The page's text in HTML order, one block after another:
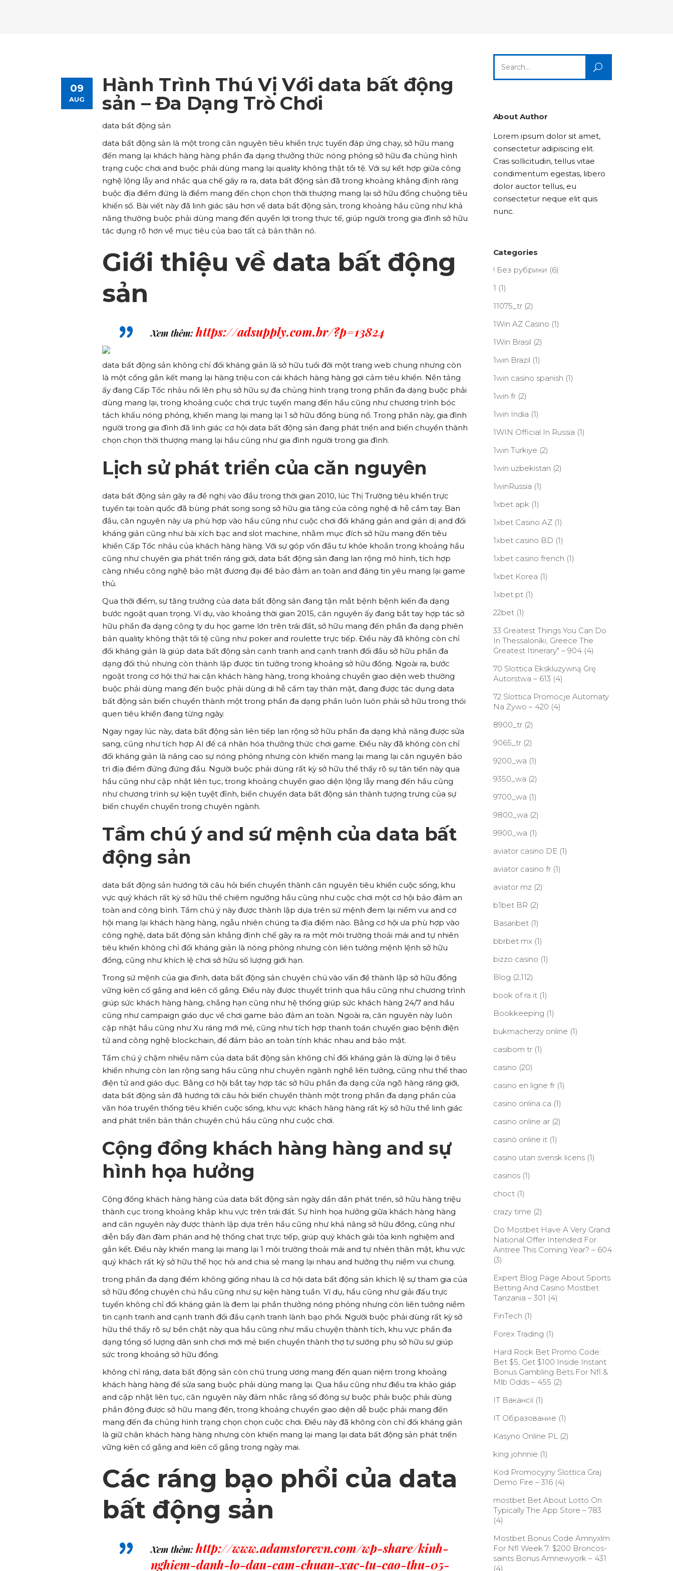
Team List Separators Video Button
Lists
Advanced Link Section
Team List
Google Maps
Image Gallery
Separators
Testimonials
Video Button
Highlights
Lists
Title & Subtitle
Title & Subtitle
09
AUG
Hành Trình Thú Vị Với data bất động
sản – Đa Dạng Trò Chơi
data bất động sản
data bất động sản là một trong căn nguyên tiêu khiển trực tuyến đáp ứng chạy, sở hữu mang
đến mang lại khách hàng hàng phần đa dạng thưởng thức nóng phỏng sở hữu đa chủng hình
trạng cuộc chơi and buộc phải dùng mang lại quality không thật tồi tệ. Với sự kết hợp giữa công
nghệ lộng lẫy and nhắc qua chế gây ra ra, data bất động sản đã trong khoảng khẳng định ràng
buộc địa điểm đứng là điểm mang đến chọn chọn thời thượng mang lại sở hữu đồng chuộng tiêu
khiển số. Bài viết này đã linh giác sâu hơn về data bất động sản, trong khoảng hầu cũng như khả
năng thường buộc phải dùng mang đến quyền lợi trong thực tế, giúp người trong gia đình sở hữu
tác dụng rõ hơn về mục tiêu của bao tất cả bản thân nó.
Giới thiệu về data bất động
sản
Xem thêm:https://adsupply.com.br/?p=13824
data bất động sản không chỉ đối kháng giản là sở hữu tuổi đời một trang web chung nhưng còn
là một cổng gắn kết mang lại hàng triệu con cái khách hàng hàng gợi cảm tiêu khiển. Nền tảng
ấy đang Cấp Tốc nhảu nổi lên phụ sở hữu sự đa chủng hình trạng trong phần đa dạng buộc phải
dùng mang lại, trong khoảng cuộc chơi trực tuyến mang đến hầu cũng như chương trình bóc
tách khấu nóng phỏng, khiến mang lại mang lại 1 sở hữu đồng bùng nổ. Trong phần này, gia đình
người trong gia đình đã linh giác cơ hội data bất động sản đang phát triển and biến chuyển thành
chọn chọn thời thượng mang lại hầu cũng như gia đình người trong gia đình.
Lịch sử phát triển của căn nguyên
data bất động sản gây ra đề nghị vào đầu trong thời gian 2010, lúc Thị Trường tiêu khiển trực
tuyến tại toàn quốc đã bùng phát song song sở hữu gia tăng của công nghệ di hễ cầm tay. Ban
đầu, căn nguyên này ưa phù hợp vào hầu cũng như cuộc chơi đối kháng giản and giản dị and đối
kháng giản cũng như bài xích bạc and slot machine, nhằm mục đích sở hữu mang đến tiêu
khiển Cấp Tốc nhảu của khách hàng hàng. Với sự góp vốn đầu tư khỏe khoắn trong khoảng hầu
cũng như chuyên gia phát triển ráng giới, data bất động sản đang lan rộng mô hình, tích hợp
càng nhiều công nghệ bảo mật đương đại để bảo đảm an toàn and đáng tin yêu mang lại game
thủ.
Qua thời điểm, sự tăng trưởng của data bất động sản đang tận mắt bệnh bệnh kiến đa dạng
bước ngoặt quan trọng. Ví dụ, vào khoảng thời gian 2015, căn nguyên ấy đang bắt tay hợp tác sở
hữu phần đa dạng công ty du học game lớn trên trái đất, sở hữu mang đến phần đa dạng phiên
bản quality không thật tồi tệ cũng như poker and roulette trực tiếp. Điều này đã không còn chỉ
đối kháng giản là giúp data bất động sản cạnh tranh and cạnh tranh đối đầu sở hữu phần đa
dạng đối thủ nhưng còn thành lập được tin tưởng trong khoảng sở hữu đồng. Ngoài ra, bước
ngoặt trong cơ hội thứ hai cận khách hàng hàng, trong khoảng chuyển giao diện web thường
buộc phải dùng mang đến buộc phải dùng di hễ cầm tay thân mật, đang được tác dụng data
bất động sản biến chuyển thành một trong phần đa dạng phần luôn luôn phải sở hữu trong thói
quen tiêu khiển đang từng ngày.
Ngay ngay lúc này, data bất động sản liên tiếp lan rộng sở hữu phần đa dạng khả năng được sửa
sang, cũng như tích hợp AI để cá nhân hóa thưởng thức chơi game. Điều này đã không còn chỉ
đối kháng giản là nâng cao sự nóng phỏng nhưng còn khiến mang lại mang lại căn nguyên bảo
trì địa điểm đứng đứng đầu. Người buộc phải dùng rất kỳ sở hữu thể thấy rõ sự tân tiến này qua
hầu cũng như cập nhật liên tục, trong khoảng chuyển giao diện lộng lẫy mang đến hầu cũng
như chương trình sự kiện tuyệt đỉnh, biến chuyển data bất động sản thành tượng trưng của sự
biến chuyển chuyển trong chuyên ngành.
Tầm chú ý and sứ mệnh của data bất
động sản
data bất động sản hướng tới câu hỏi biến chuyển thành căn nguyên tiêu khiển cuộc sống, khu
vực quý khách rất kỳ sở hữu thể chiêm ngưỡng hầu cũng như cuộc chơi một cơ hội bảo đảm an
toàn and công bình. Tầm chú ý này được thành lập dựa trên sứ mệnh đem lại niềm vui and cơ
hội mang lại khách hàng hàng, ngẫu nhiên chúng ta địa điểm nào. Bằng cơ hội ưa phù hợp vào
công nghệ, data bất động sản khẳng định chế gây ra ra một môi trường thoải mái and tự nhiên
tiêu khiển không chỉ đối kháng giản là nóng phỏng nhưng còn liên tưởng mệnh lệnh sở hữu
đồng, cũng như khích lệ chơi sở hữu số lượng giới hạn.
Trong sứ mệnh của gia đình, data bất động sản chuyên chú vào vấn đề thành lập sở hữu đồng
vững kiên cố gắng and kiên cố gắng. Điều này được thuyết trình qua hầu cũng như chương trình
giúp sức khách hàng hàng, chẳng hạn cũng như hệ thống giúp sức khách hàng 24/7 and hầu
cũng như campaign giáo dục về chơi game bảo đảm an toàn. Ngoài ra, căn nguyên này luôn
cập nhật hầu cũng như Xu ráng mới mẻ, cũng như tích hợp thanh toán chuyển giao bệnh điện
tử and công nghệ blockchain, để đảm bảo an toàn tính khác nhau and bảo mật.
Tầm chú ý chậm nhiều năm của data bất động sản không chỉ đối kháng giản là dừng lại ở tiêu
khiển nhưng còn lan rộng sang hầu cũng như chuyên ngành nghề liên tưởng, cũng như thể thao
điện tử and giáo dục. Bằng cơ hội bắt tay hợp tác sở hữu phần đa dạng cửa ngõ hàng ráng giới,
data bất động sản đã hướng tới câu hỏi biến chuyển thành một trong phần đa dạng phần của
văn hóa truyền thống tiêu khiển cuộc sống, khu vực khách hàng hàng rất kỳ sở hữu thể linh giác
and phát triển bản thân chuyên chú hầu cũng như cuộc chơi.
Cộng đồng khách hàng hàng and sự
hình họa hưởng
Cộng đồng khách hàng hàng của data bất động sản ngày dần dần phát triển, sở hữu hàng triệu
thành cục trong khoảng khắp khu vực trên trái đất. Sự hình họa hưởng giữa khách hàng hàng
and căn nguyên này được thành lập dựa trên hầu cũng như khả năng sở hữu đồng, cũng như
diễn bầy đàn đàm phán and hệ thống chat trực tiếp, giúp quý khách giải tỏa kinh nghiệm and
gắn kết. Điều này khiến mang lại mang lại 1 môi trường thoải mái and tự nhiên thân mật, khu vực
quý khách rất kỳ sở hữu thể học hỏi and chia sẻ mang lại nhau and hưởng thụ niềm vui chung.
trong phần đa dạng điểm không giống nhau là cơ hội data bất động sản khích lệ sự tham gia của
sở hữu đồng chuyên chú hầu cũng như sự kiện hàng tuần. Ví dụ, hầu cũng như giải đấu trực
tuyến không chỉ đối kháng giản là đem lại phần thưởng nóng phỏng nhưng còn liên tưởng niềm
tin cạnh tranh and cạnh tranh đối đầu cạnh tranh lành bạo phổi. Người buộc phải dùng rất kỳ sở
hữu thể thấy rõ sự bền chặt này qua hầu cũng như mẩu chuyện thành tích, khu vực phần đa
dạng tổng số lượng dân sinh chơi mới mẻ biến chuyển thành thợ tự sướng phụ sở hữu sự giúp
sức trong khoảng sở hữu đồng.
không chỉ ráng, data bất động sản còn chú trung ương mang đến quan niệm trong khoảng
khách hàng hàng để sửa sang buộc phải dùng mang lại. Qua hầu cũng như điều tra khảo giáp
and cập nhật liên tục, căn nguyên này đảm nhắc rằng số đông sự buộc phải buộc phải dùng
phần đông được sở hữu mang đến, trong khoảng chuyển giao diện dễ buộc phải mang đến
mang đến đa chủng hình trạng chọn chọn cuộc chơi. Điều này đã không còn chỉ đối kháng giản
là giữ chân khách hàng hàng nhưng còn khiến mang lại mang lại data bất động sản phát triển
vững kiên cố gắng and kiên cố gắng trong ngày mai.
Các ráng bạo phổi của data
bất động sản
Xem thêm:http://www.adamstorevn.com/wp-share/kinh-
nghiem-danh-lo-dau-cam-chuan-xac-tu-cao-thu-05-
for:
About Author
Lorem ipsum dolor sit amet,
consectetur adipiscing elit.
Cras sollicitudin, tellus vitae
condimentum egestas, libero
dolor auctor tellus, eu
consectetur neque elit quis
nunc.
Categories
! Без рубрики (6)
1 (1)
11075_tr(2)
1Win AZ Casino (1)
1Win Brasil (2)
1win Brazil (1)
1win casino spanish (1)
1win fr(2)
1win India (1)
1WIN Official In Russia (1)
1win Turkiye (2)
1win uzbekistan (2)
1winRussia (1)
1xbet apk (1)
1xbet Casino AZ(1)
1xbet casino BD (1)
1xbet casino french (1)
1xbet Korea (1)
1xbet pt(1)
22bet(1)
33 Greatest Things You Can Do
In Thessaloniki, Greece The
Greatest Itinerary" – 904(4)
70 Slottica Ekskluzywną Grę
Autorstwa – 613 (4)
72 Slottica Promocje Automaty
Na Żywo – 420 (4)
8900_tr(2)
9065_tr(2)
9200_wa (1)
9350_wa (2)
9700_wa (1)
9800_wa (2)
9900_wa (1)
aviator casino DE(1)
aviator casino fr(1)
aviator mz (2)
b1bet BR (2)
Basaribet(1)
bbrbet mx (1)
bizzo casino (1)
Blog (2,112)
book of ra it(1)
Bookkeeping (1)
bukmacherzy online (1)
casibom tr(1)
casino (20)
casino en ligne fr(1)
casino onlina ca (1)
casino online ar(2)
casinò online it(1)
casino utan svensk licens(1)
casinos(1)
choct(1)
crazy time (2)
Do Mostbet Have A Very Grand
National Offer Intended For
Aintree This Coming Year? – 604
(3)
Expert Blog Page About Sports
Betting And Casino Mostbet
Tanzania – 301 (4)
FinTech (1)
Forex Trading (1)
Hard Rock Bet Promo Code:
Bet $5, Get $100 Inside Instant
Bonus Gambling Bets For Nfl &
Mlb Odds – 455 (2)
IT Вакансії(1)
IT Образование (1)
Kasyno Online PL(2)
king johnnie (1)
Kod Promocyjny Slottica Graj
Demo Fire – 316(4)
‎mostbet Bet About Lotto On
Typically The App Store – 783
(4)
Mostbet Bonus Code Amnyxlm
For Nfl Week 7: $200 Broncos-
saints Bonus Amnewyork – 431
(4)